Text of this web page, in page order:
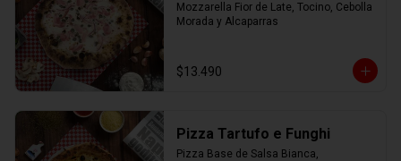
Mozzarella Fior de Late, Tocino, Cebolla
Morada y Alcaparras
$13.490
Pizza Tartufo e Funghi
Pizza Base de Salsa Bianca,